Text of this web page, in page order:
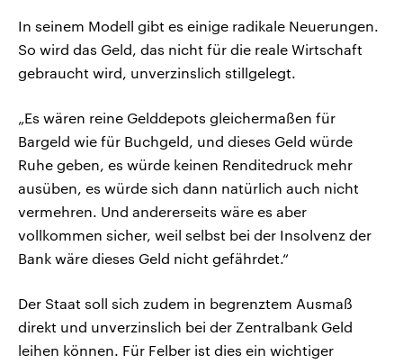
In seinem Modell gibt es einige radikale Neuerungen.
So wird das Geld, das nicht für die reale Wirtschaft
gebraucht wird, unverzinslich stillgelegt.
„Es wären reine Gelddepots gleichermaßen für
Bargeld wie für Buchgeld, und dieses Geld würde
Ruhe geben, es würde keinen Renditedruck mehr
ausüben, es würde sich dann natürlich auch nicht
vermehren. Und andererseits wäre es aber
vollkommen sicher, weil selbst bei der Insolvenz der
Bank wäre dieses Geld nicht gefährdet.“
Der Staat soll sich zudem in begrenztem Ausmaß
direkt und unverzinslich bei der Zentralbank Geld
leihen können. Für Felber ist dies ein wichtiger